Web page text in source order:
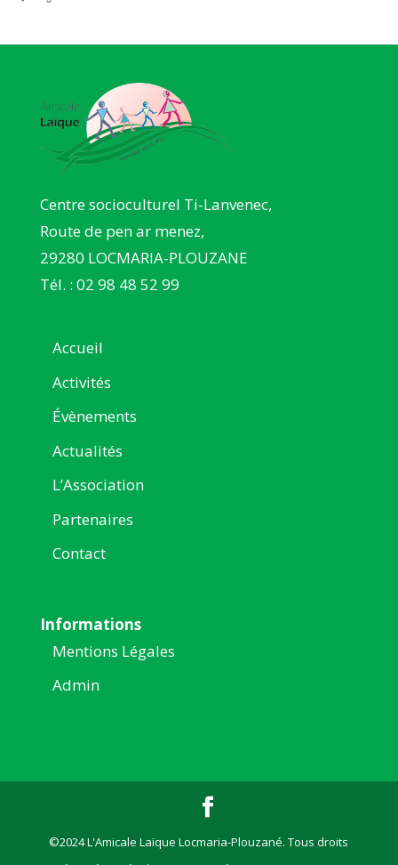
Centre socioculturel Ti-Lanvenec,
Route de pen ar menez,
29280 LOCMARIA-PLOUZANE
Tél. : 02 98 48 52 99
Accueil
Activités
Évènements
Actualités
L’Association
Partenaires
Contact
Informations
Mentions Légales
Admin
©2024 L'Amicale Laïque Locmaria-Plouzané. Tous droits